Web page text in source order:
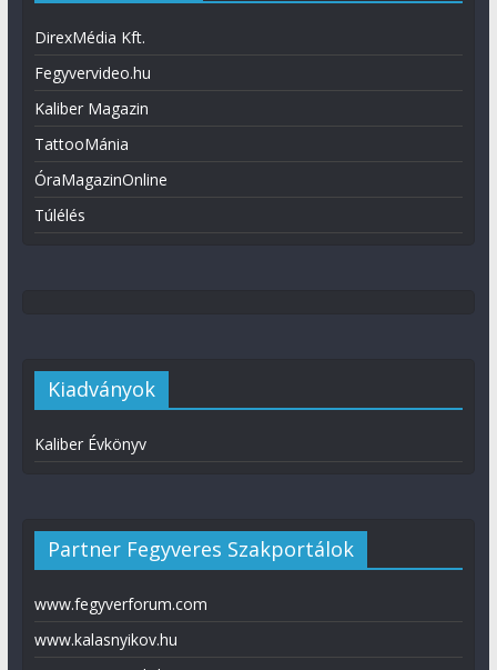
DirexMédia Kft.
Fegyvervideo.hu
Kaliber Magazin
TattooMánia
ÓraMagazinOnline
Túlélés
Kiadványok
Kaliber Évkönyv
Partner Fegyveres Szakportálok
www.fegyverforum.com
www.kalasnyikov.hu